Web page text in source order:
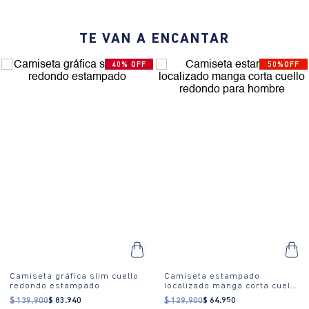
TE VAN A ENCANTAR
40% OFF
Camiseta gráfica slim cuello
redondo estampado
$ 139.900$ 83 .940
50%OFF
Camiseta estampado
localizado manga corta cuello
redondo para hombre
$ 129.900$ 64.950